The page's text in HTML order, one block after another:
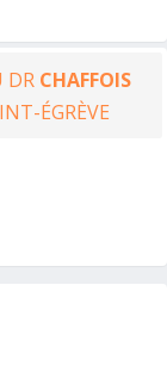
DR CHAFFOIS
ÉGRÈVE